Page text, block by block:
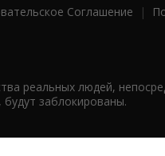
Соглашение |
реальных людей,
заблокированы.